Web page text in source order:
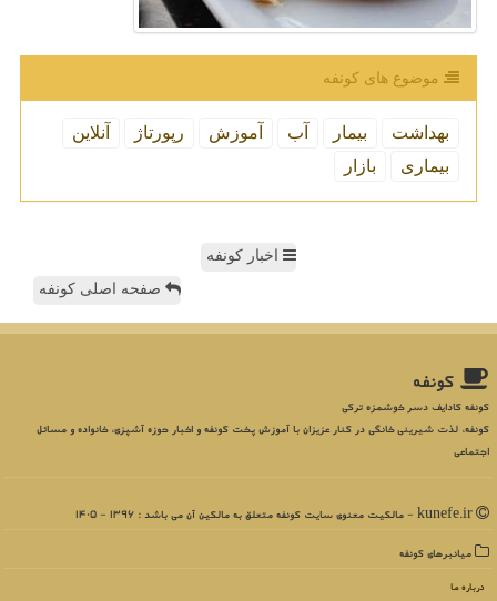
موضوع های كونفه
بهداشت بیمار آب آموزش رپورتاژ
آنلاین
بیماری
بازار
اخبار کونفه
صفحه اصلی کونفه
كونفه
کونفه کادایف دسر خوشمزه ترکی
کونفه، لذت شیرینی خانگی در کنار عزیزان با آموزش پخت کونفه و اخبار حوزه آشپزی، خانواده و مسائل
اجتماعی
میانبرهای كونفه
درباره ما